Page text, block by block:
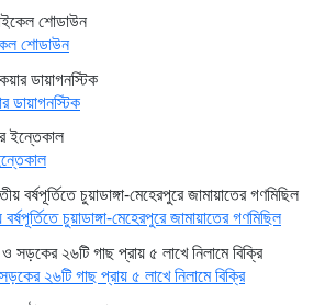
শোডাউন
ডায়াগনস্টিক
চুয়াডাঙ্গা-মেহেরপুরে জামায়াতের গণমিছিল
২৬টি গাছ প্রায় ৫ লাখে নিলামে বিক্রি